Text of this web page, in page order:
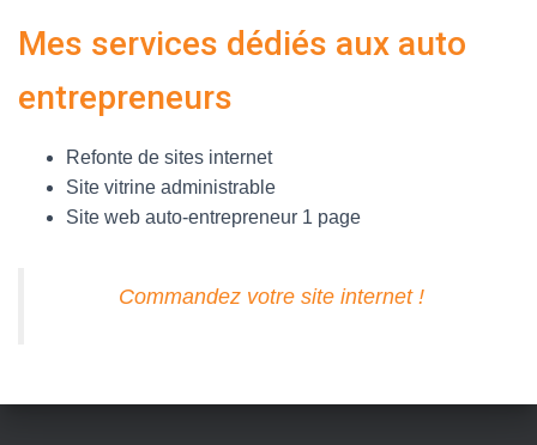
Mes services dédiés aux auto
entrepreneurs
Refonte de sites internet
Site vitrine administrable
Site web auto-entrepreneur 1 page
Commandez votre site internet !